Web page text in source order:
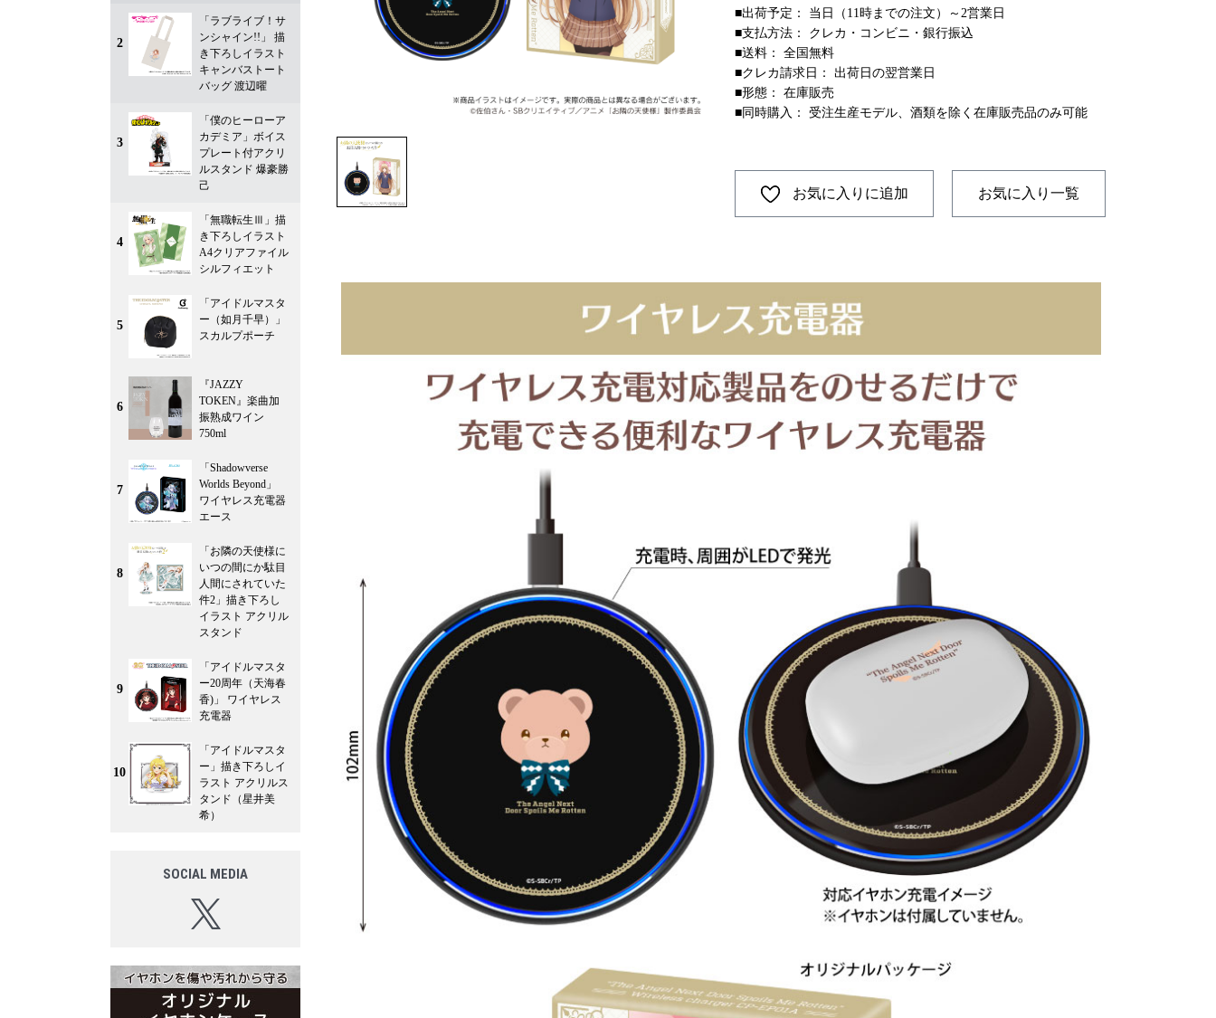
■出荷予定： 当日（11時までの注文）～2営業日
■支払方法： クレカ・コンビニ・銀行振込
■送料： 全国無料
■クレカ請求日： 出荷日の翌営業日
■形態： 在庫販売
■同時購入： 受注生産モデル、酒類を除く在庫販売品のみ可能
お気に入りに追加 お気に入り一覧
2
「ラブライブ！サ
ンシャイン!!」 描
き下ろしイラスト
キャンバストート
バッグ 渡辺曜
3
「僕のヒーローア
カデミア」ボイス
プレート付アクリ
ルスタンド 爆豪勝
己
4
「無職転生Ⅲ」描
き下ろしイラスト
A4クリアファイル
シルフィエット
5
「アイドルマスタ
ー（如月千早）」
スカルプポーチ
6
『JAZZY
TOKEN』楽曲加
振熟成ワイン
750ml
7
「Shadowverse
Worlds Beyond」
ワイヤレス充電器
エース
8
「お隣の天使様に
いつの間にか駄目
人間にされていた
件2」描き下ろし
イラスト アクリル
スタンド
9
「アイドルマスタ
ー20周年（天海春
香)」 ワイヤレス
充電器
10
「アイドルマスタ
ー」描き下ろしイ
ラスト アクリルス
タンド（星井美
希）
SOCIAL MEDIA